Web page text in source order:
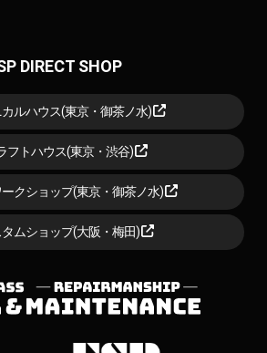
DIRECT SHOP
カルハウス(東京・御茶ノ水)
フトハウス(東京・渋谷)
ークショップ(東京・御茶ノ水)
タムショップ(大阪・梅田)